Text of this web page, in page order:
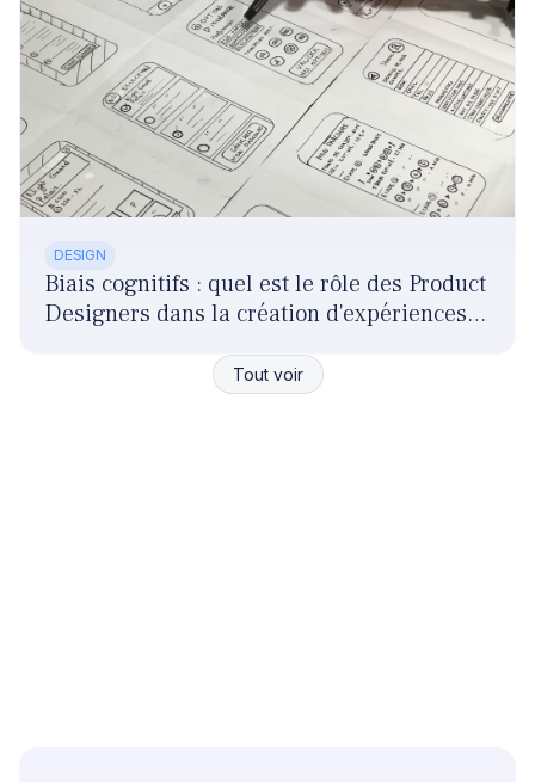
Tout voir
DESIGN
Biais cognitifs : quel est le rôle des Product
Designers dans la création d'expériences